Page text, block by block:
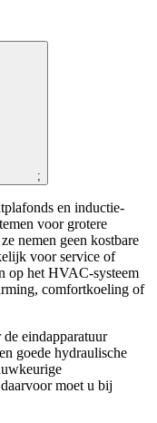
;
en inductie-
voor grotere
nemen geen kostbare
voor service of
op het HVAC-systeem
comfortkoeling of
eindapparatuur
goede hydraulische
moet u bij